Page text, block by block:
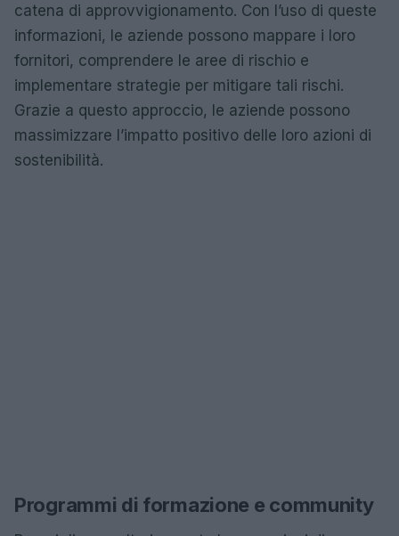
catena di approvvigionamento. Con l’uso di queste
informazioni, le aziende possono mappare i loro
fornitori, comprendere le aree di rischio e
implementare strategie per mitigare tali rischi.
Grazie a questo approccio, le aziende possono
massimizzare l’impatto positivo delle loro azioni di
sostenibilità.
Programmi di formazione e community